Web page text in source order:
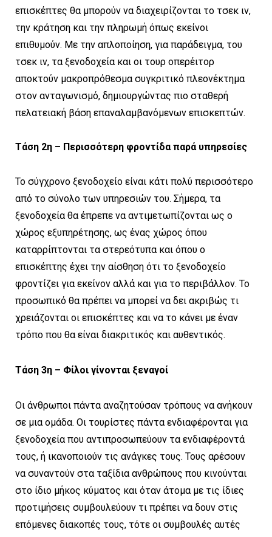
επισκέπτες θα μπορούν να διαχειρίζονται το τσεκ ιν,
την κράτηση και την πληρωμή όπως εκείνοι
επιθυμούν. Με την απλοποίηση, για παράδειγμα, του
τσεκ ιν, τα ξενοδοχεία και οι τουρ οπερέιτορ
αποκτούν μακροπρόθεσμα συγκριτικό πλεονέκτημα
στον ανταγωνισμό, δημιουργώντας πιο σταθερή
πελατειακή βάση επαναλαμβανόμενων επισκεπτών.
Τάση 2η – Περισσότερη φροντίδα παρά υπηρεσίες
Το σύγχρονο ξενοδοχείο είναι κάτι πολύ περισσότερο
από το σύνολο των υπηρεσιών του. Σήμερα, τα
ξενοδοχεία θα έπρεπε να αντιμετωπίζονται ως ο
χώρος εξυπηρέτησης, ως ένας χώρος όπου
καταρρίπτονται τα στερεότυπα και όπου ο
επισκέπτης έχει την αίσθηση ότι το ξενοδοχείο
φροντίζει για εκείνον αλλά και για το περιβάλλον. Το
προσωπικό θα πρέπει να μπορεί να δει ακριβώς τι
χρειάζονται οι επισκέπτες και να το κάνει με έναν
τρόπο που θα είναι διακριτικός και αυθεντικός.
Τάση 3η – Φίλοι γίνονται ξεναγοί
Οι άνθρωποι πάντα αναζητούσαν τρόπους να ανήκουν
σε μια ομάδα. Οι τουρίστες πάντα ενδιαφέρονται για
ξενοδοχεία που αντιπροσωπεύουν τα ενδιαφέροντά
τους, ή ικανοποιούν τις ανάγκες τους. Τους αρέσουν
να συναντούν στα ταξίδια ανθρώπους που κινούνται
στο ίδιο μήκος κύματος και όταν άτομα με τις ίδιες
προτιμήσεις συμβουλεύουν τι πρέπει να δουν στις
επόμενες διακοπές τους, τότε οι συμβουλές αυτές